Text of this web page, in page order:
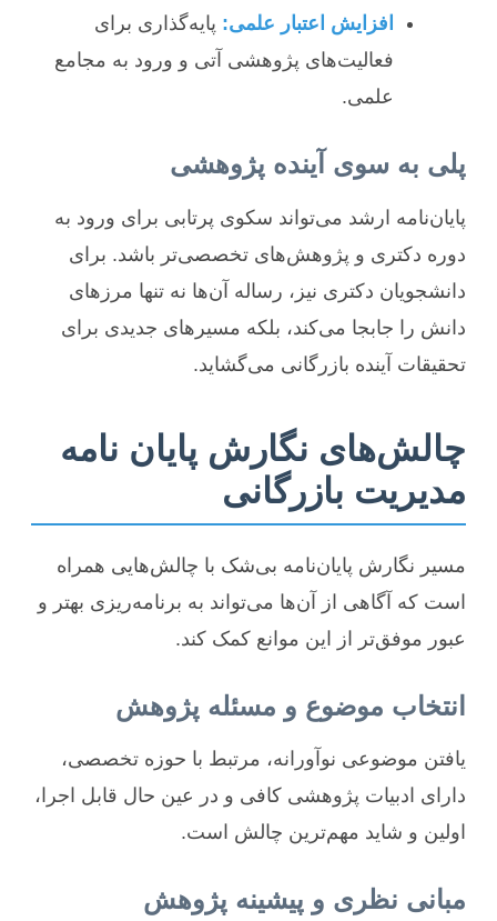
افزایش اعتبار علمی: پایه‌گذاری برای
فعالیت‌های پژوهشی آتی و ورود به مجامع
علمی.
پلی به سوی آینده پژوهشی
پایان‌نامه ارشد می‌تواند سکوی پرتابی برای ورود به
دوره دکتری و پژوهش‌های تخصصی‌تر باشد. برای
دانشجویان دکتری نیز، رساله آن‌ها نه تنها مرزهای
دانش را جابجا می‌کند، بلکه مسیرهای جدیدی برای
تحقیقات آینده بازرگانی می‌گشاید.
چالش‌های نگارش پایان نامه
مدیریت بازرگانی
مسیر نگارش پایان‌نامه بی‌شک با چالش‌هایی همراه
است که آگاهی از آن‌ها می‌تواند به برنامه‌ریزی بهتر و
عبور موفق‌تر از این موانع کمک کند.
انتخاب موضوع و مسئله پژوهش
یافتن موضوعی نوآورانه، مرتبط با حوزه تخصصی،
دارای ادبیات پژوهشی کافی و در عین حال قابل اجرا،
اولین و شاید مهم‌ترین چالش است.
مبانی نظری و پیشینه پژوهش